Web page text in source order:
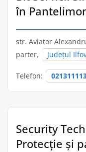
în
str. Aviator
parter,
Județul
Telefon:
Security
Protecție și